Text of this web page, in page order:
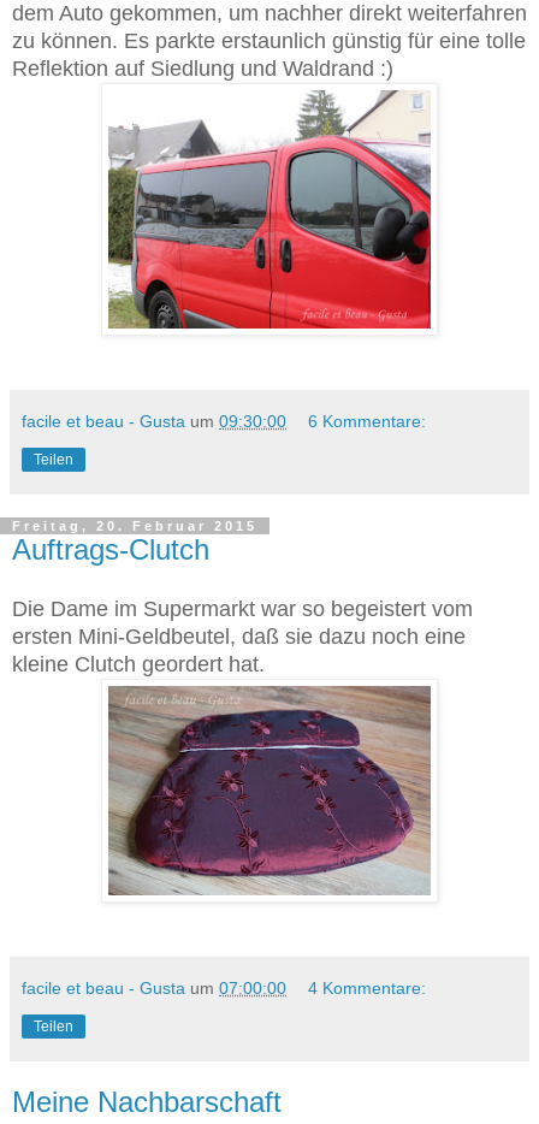
dem Auto gekommen, um nachher direkt weiterfahren
zu können. Es parkte erstaunlich günstig für eine tolle
Reflektion auf Siedlung und Waldrand :)
facile et beau - Gusta um 09:30:00 6 Kommentare:
Teilen
Freitag, 20. Februar 2015
Auftrags-Clutch
Die Dame im Supermarkt war so begeistert vom
ersten Mini-Geldbeutel, daß sie dazu noch eine
kleine Clutch geordert hat.
facile et beau - Gusta um 07:00:00 4 Kommentare:
Teilen
Meine Nachbarschaft